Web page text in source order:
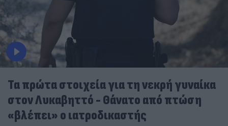
Τα πρώτα στοιχεία για τη νεκρή γυναίκα
στον Λυκαβηττό - Θάνατο από πτώση
«βλέπει» ο ιατροδικαστής